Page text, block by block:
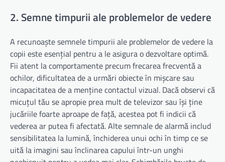
2. Semne timpurii ale problemelor de vedere
A recunoaște semnele timpurii ale problemelor de vedere la
copii este esențial pentru a le asigura o dezvoltare optimă.
Fii atent la comportamente precum frecarea frecventă a
ochilor, dificultatea de a urmări obiecte în mișcare sau
incapacitatea de a menține contactul vizual. Dacă observi că
micuțul tău se apropie prea mult de televizor sau își ține
jucăriile foarte aproape de față, acestea pot fi indicii că
vederea ar putea fi afectată. Alte semnale de alarmă includ
sensibilitatea la lumină, închiderea unui ochi în timp ce se
uită la imagini sau înclinarea capului într-un unghi